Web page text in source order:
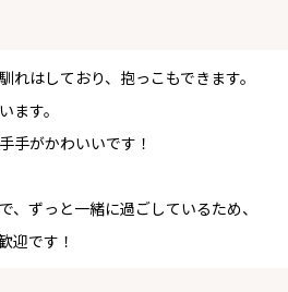
れはしており、抱っこもできます。
ます。
手がかわいいです！
ずっと一緒に過ごしているため、
迎です！